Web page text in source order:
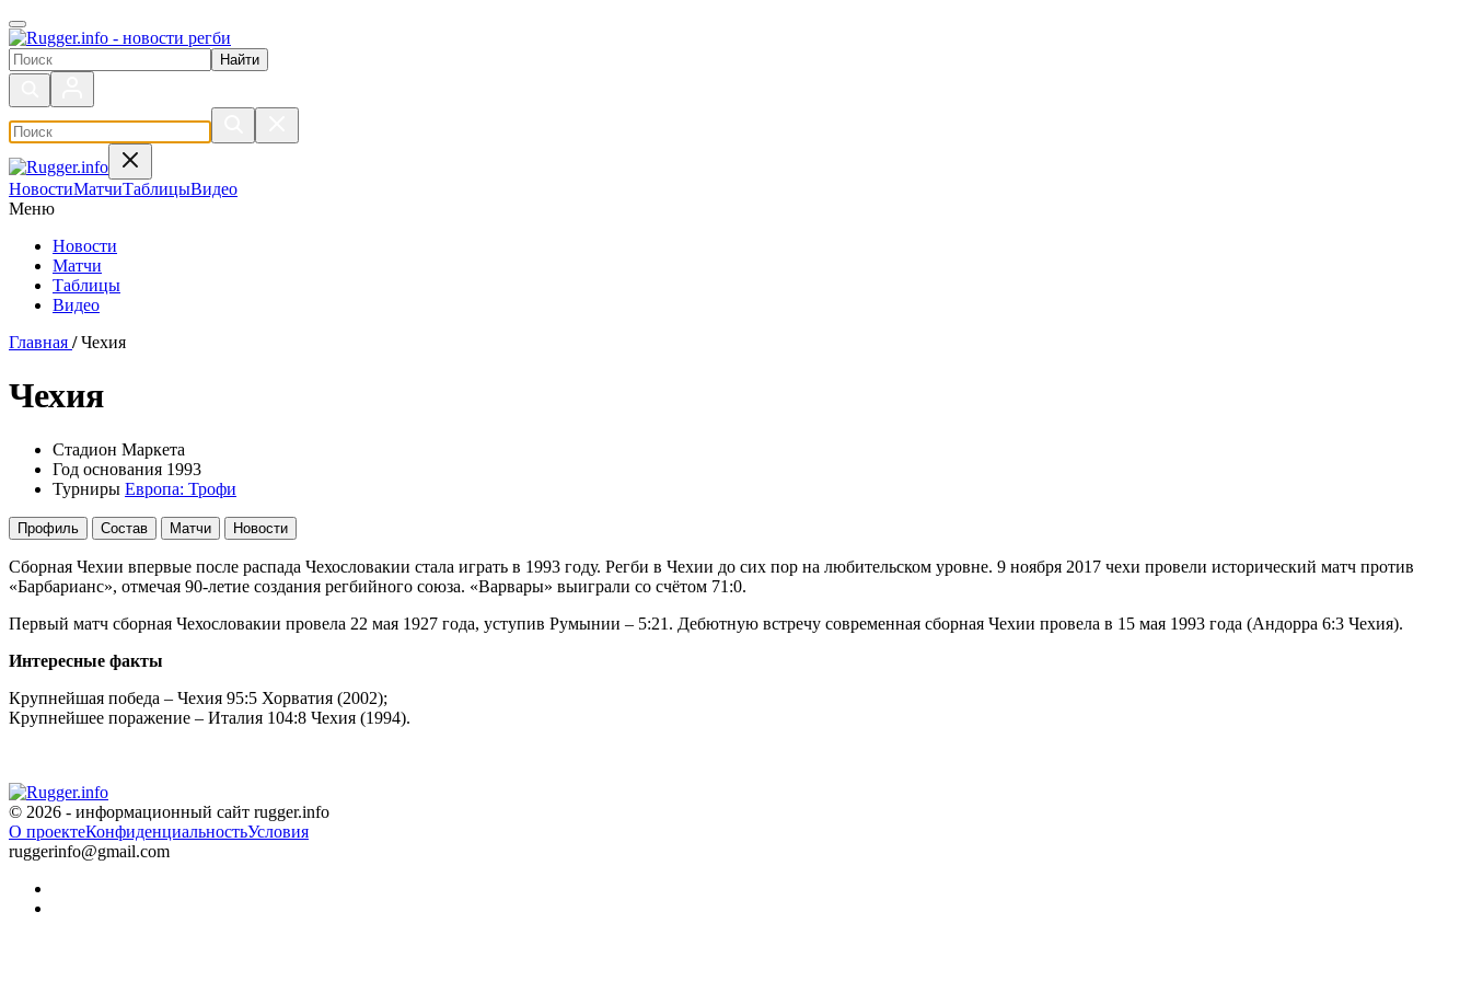
Поиск по сайту
НовостиМатчиТаблицыВидео
Меню
Новости
Матчи
Таблицы
Видео
Главная / Чехия
Чехия
Стадион Маркета
Год основания 1993
Турниры Европа: Трофи
Профиль Состав Матчи Новости
Сборная Чехии впервые после распада Чехословакии стала играть в 1993 году. Регби в Чехии до сих пор на любительском уровне. 9 ноября 2017 чехи провели исторический матч против
«Барбарианс», отмечая 90-летие создания регбийного союза. «Варвары» выиграли со счётом 71:0.
Первый матч сборная Чехословакии провела 22 мая 1927 года, уступив Румынии – 5:21. Дебютную встречу современная сборная Чехии провела в 15 мая 1993 года (Андорра 6:3 Чехия).
Интересные факты
Крупнейшая победа – Чехия 95:5 Хорватия (2002);
Крупнейшее поражение – Италия 104:8 Чехия (1994).
© 2026 - информационный сайт rugger.info
О проектеКонфиденциальностьУсловия
ruggerinfo@gmail.com